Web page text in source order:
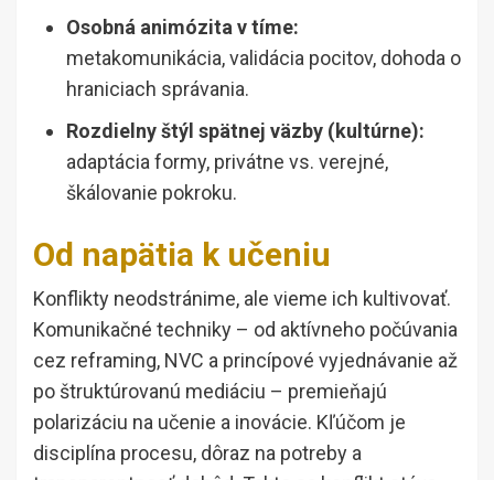
Osobná animózita v tíme:
metakomunikácia, validácia pocitov, dohoda o
hraniciach správania.
Rozdielny štýl spätnej väzby (kultúrne):
adaptácia formy, privátne vs. verejné,
škálovanie pokroku.
Od napätia k učeniu
Konflikty neodstránime, ale vieme ich kultivovať.
Komunikačné techniky – od aktívneho počúvania
cez reframing, NVC a princípové vyjednávanie až
po štruktúrovanú mediáciu – premieňajú
polarizáciu na učenie a inovácie. Kľúčom je
disciplína procesu, dôraz na potreby a